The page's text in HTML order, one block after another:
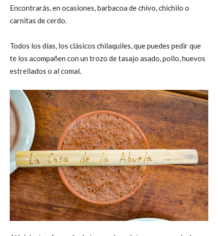
Encontrarás, en ocasiones, barbacoa de chivo, chichilo o
carnitas de cerdo.
Todos los días, los clásicos chilaquiles, que puedes pedir que
te los acompañen con un trozo de tasajo asado, pollo, huevos
estrellados o al comal.